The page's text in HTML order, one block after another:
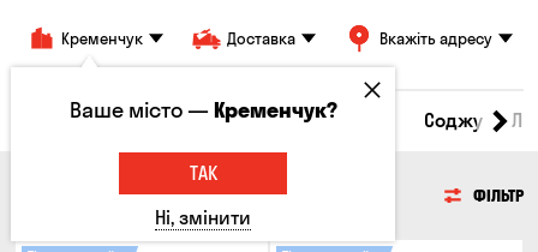
Кременчук Доставка Вкажіть адресу
Сидр Вино Віскі Коктейлі Соджу
ФІЛЬТР
Ваше місто —Кременчук?
ТАК
Ні, змінити